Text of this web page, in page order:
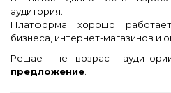
аудитория.
Платформа хорошо
бизнеса, интернет-магазинов и
Решает не возраст
предложение